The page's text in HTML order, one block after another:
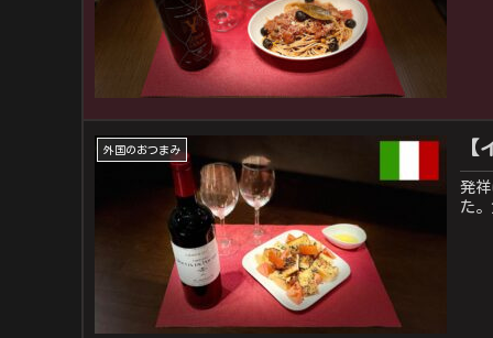
外国のおつまみ
発
た